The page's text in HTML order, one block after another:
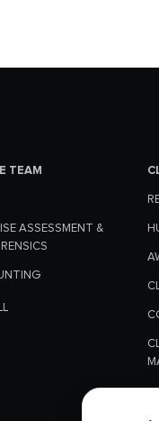
TEAM
ASSESSMENT &